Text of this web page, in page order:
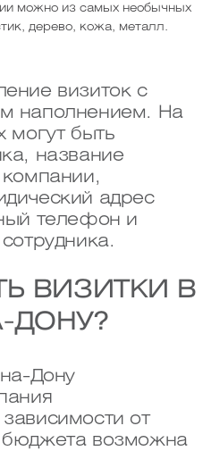
можно из самых необычных
дерево, кожа, металл.
визиток с
наполнением. На
могут быть
название
адрес
телефон и
ВИЗИТКИ В
ДОНУ?
Дону
от
бюджета возможна